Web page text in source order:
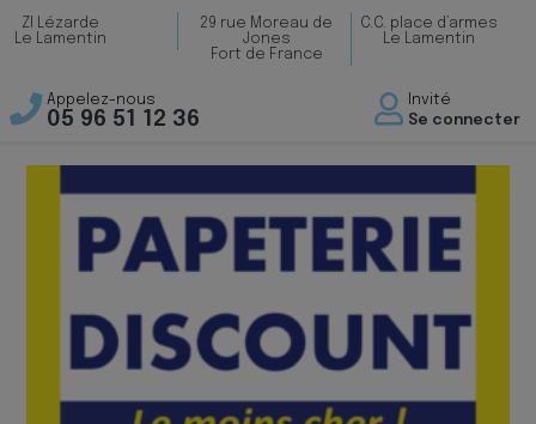
ZI Lézarde
Le Lamentin
29 rue Moreau de
Jones
Fort de France
C.C. place d’armes
Le Lamentin
Appelez-nous
05 96 51 12 36
Invité
Se connecter